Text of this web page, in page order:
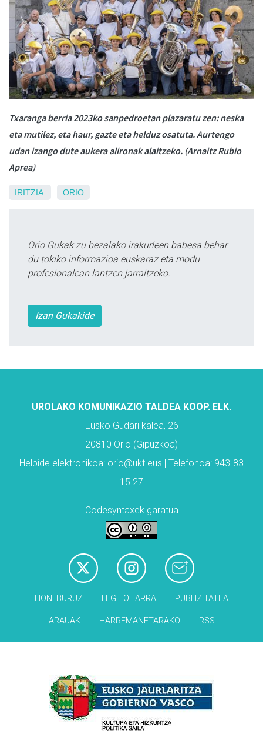
Txaranga berria 2023ko sanpedroetan plazaratu zen: neska
eta mutilez, eta haur, gazte eta helduz osatuta. Aurtengo
udan izango dute aukeraalironakalaitzeko. (Arnaitz Rubio
Aprea)
IRITZIA ORIO
Orio Gukak zu bezalako irakurleen babesa behar
du tokiko informazioa euskaraz eta modu
profesionalean lantzen jarraitzeko.
Izan Gukakide
UROLAKO KOMUNIKAZIO TALDEA KOOP. ELK.
Eusko Gudari kalea, 26
20810 Orio (Gipuzkoa)
Helbide elektronikoa: orio@ukt.eus | Telefonoa: 943-83
15 27
Codesyntaxek garatua
HONI BURUZ LEGE OHARRA PUBLIZITATEA
ARAUAK HARREMANETARAKO RSS